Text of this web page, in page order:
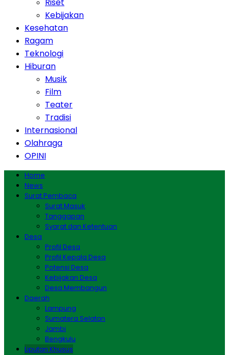
Kebijakan
Kesehatan
Ragam
Teknologi
Hiburan
Musik
Film
Teater
Tradisi
Internasional
Olahraga
OPINI
Home
News
Surat Pembaca
Surat Masuk
Tanggapan
Syarat dan Ketentuan
Desa
Profil Desa
Profil Kepala Desa
Potensi Desa
Kebijakan Desa
Desa Membangun
Daerah
Lampung
Sumatera Selatan
Jambi
Bengkulu
Liputan Khusus